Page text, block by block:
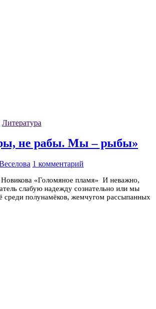
Литература
не рабы. Мы – рыбы»
1 комментарий
«Голомяное пламя» И неважно,
слабую надежду сознательно или мы
среди полунамёков, жемчугом рассыпанных